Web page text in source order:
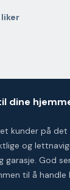
liker
dine
kunder på det
og
garasje. God
til å handle